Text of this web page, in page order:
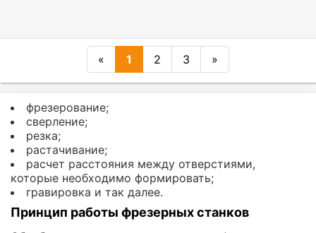
« 1 2 3 »
фрезерование;
сверление;
резка;
растачивание;
расчет расстояния между отверстиями,
которые необходимо формировать;
гравировка и так далее.
Принцип работы фрезерных станков